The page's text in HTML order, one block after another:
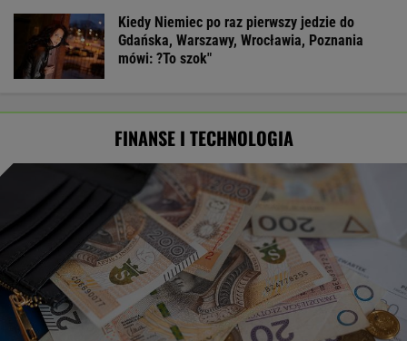
Kiedy Niemiec po raz pierwszy jedzie do
Gdańska, Warszawy, Wrocławia, Poznania
mówi: ?To szok"
FINANSE I TECHNOLOGIA